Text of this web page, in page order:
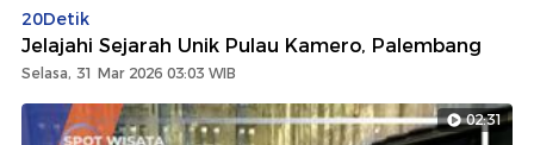
20Detik
Jelajahi Sejarah Unik Pulau Kamero, Palembang
Selasa, 31 Mar 2026 03:03 WIB
02:31